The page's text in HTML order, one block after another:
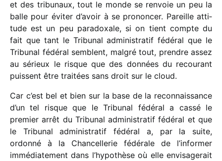
et des tribu­naux, tout le monde se renvoie un peu la
balle pour éviter d’avoir à se pronon­cer. Pareille atti­
tude est un peu para­doxale, si on tient compte du
fait que tant le Tribunal admi­nis­tra­tif fédé­ral que le
Tribunal fédé­ral semblent, malgré tout, prendre assez
au sérieux le risque que des données du recou­rant
puissent être trai­tées sans droit sur le cloud.
Car c’est bel et bien sur la base de la recon­nais­sance
d’un tel risque que le Tribunal fédé­ral a cassé le
premier arrêt du Tribunal admi­nis­tra­tif fédé­ral et que
le Tribunal admi­nis­tra­tif fédé­ral a, par la suite,
ordonné à la Chancellerie fédé­rale de l’informer
immé­dia­te­ment dans l’hypothèse où elle envi­sa­ge­rait